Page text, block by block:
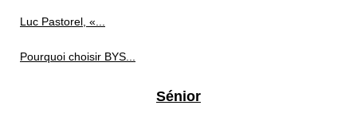
Luc Pastorel, «...
Pourquoi choisir BYS...
Sénior